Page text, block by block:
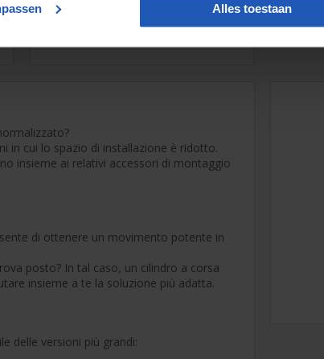
Alles toestaan
pneumatici
in cui lo spazio di installazione è ridotto.
insieme ai relativi accessori di montaggio
di ottenere un movimento potente in
posto? In tal caso, un cilindro a corsa
insieme a te la soluzione più adatta.
delle versioni più grandi: